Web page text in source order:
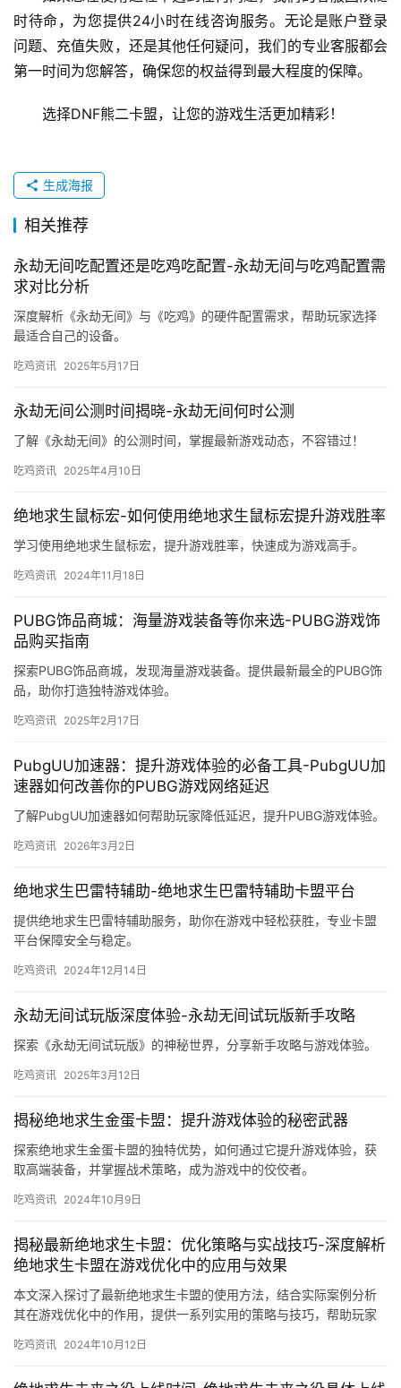
时待命，为您提供24小时在线咨询服务。无论是账户登录
问题、充值失败，还是其他任何疑问，我们的专业客服都会
第一时间为您解答，确保您的权益得到最大程度的保障。
选择DNF熊二卡盟，让您的游戏生活更加精彩！
生成海报
相关推荐
永劫无间吃配置还是吃鸡吃配置-永劫无间与吃鸡配置需
求对比分析
深度解析《永劫无间》与《吃鸡》的硬件配置需求，帮助玩家选择
最适合自己的设备。
吃鸡资讯 2025年5月17日
永劫无间公测时间揭晓-永劫无间何时公测
了解《永劫无间》的公测时间，掌握最新游戏动态，不容错过！
吃鸡资讯 2025年4月10日
绝地求生鼠标宏-如何使用绝地求生鼠标宏提升游戏胜率
学习使用绝地求生鼠标宏，提升游戏胜率，快速成为游戏高手。
吃鸡资讯 2024年11月18日
PUBG饰品商城：海量游戏装备等你来选-PUBG游戏饰
品购买指南
探索PUBG饰品商城，发现海量游戏装备。提供最新最全的PUBG饰
品，助你打造独特游戏体验。
吃鸡资讯 2025年2月17日
PubgUU加速器：提升游戏体验的必备工具-PubgUU加
速器如何改善你的PUBG游戏网络延迟
了解PubgUU加速器如何帮助玩家降低延迟，提升PUBG游戏体验。
吃鸡资讯 2026年3月2日
绝地求生巴雷特辅助-绝地求生巴雷特辅助卡盟平台
提供绝地求生巴雷特辅助服务，助你在游戏中轻松获胜，专业卡盟
平台保障安全与稳定。
吃鸡资讯 2024年12月14日
永劫无间试玩版深度体验-永劫无间试玩版新手攻略
探索《永劫无间试玩版》的神秘世界，分享新手攻略与游戏体验。
吃鸡资讯 2025年3月12日
揭秘绝地求生金蛋卡盟：提升游戏体验的秘密武器
探索绝地求生金蛋卡盟的独特优势，如何通过它提升游戏体验，获
取高端装备，并掌握战术策略，成为游戏中的佼佼者。
吃鸡资讯 2024年10月9日
揭秘最新绝地求生卡盟：优化策略与实战技巧-深度解析
绝地求生卡盟在游戏优化中的应用与效果
本文深入探讨了最新绝地求生卡盟的使用方法，结合实际案例分析
其在游戏优化中的作用，提供一系列实用的策略与技巧，帮助玩家
吃鸡资讯 2024年10月12日